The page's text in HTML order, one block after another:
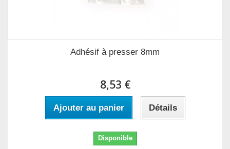
Adhésif à presser 8mm
8,53 €
Ajouter au panier Détails
Disponible